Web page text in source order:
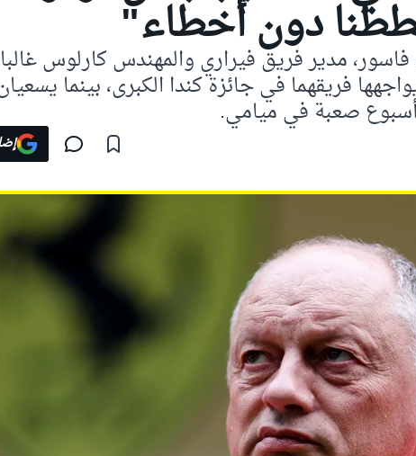
دون أخطاء"
مدير فريق فيراري والمهندس كارلوس
فريقهما في جائزة كندا الكبرى، بينما
أسبوع صعبة في ميامي.